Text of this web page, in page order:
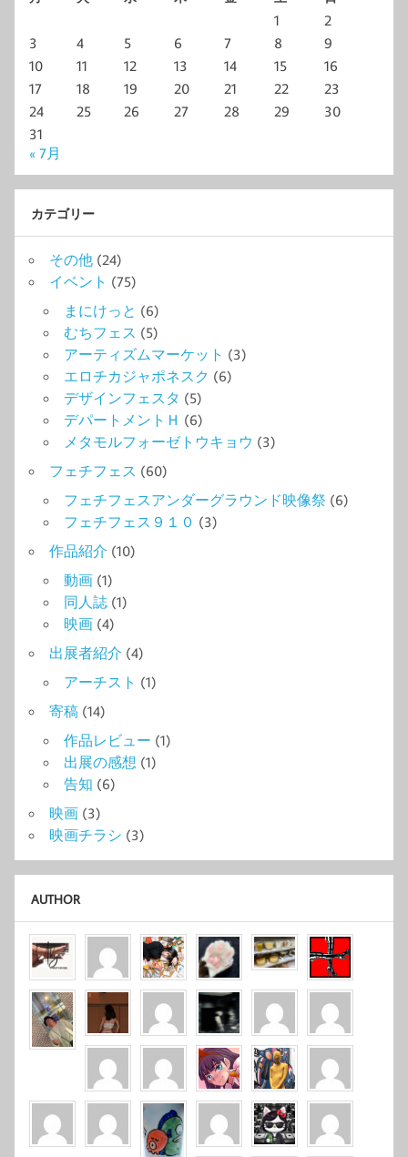
1
2
3
4 5 6 7 8
9
10
11 12 13 14 15
16
17
18 19 20 21 22
23
24
25 26 27 28 29
30
31
« 7月
カテゴリー
その他 (24)
イベント (75)
まにけっと (6)
むちフェス (5)
アーティズムマーケット (3)
エロチカジャポネスク (6)
デザインフェスタ (5)
デパートメントＨ (6)
メタモルフォーゼトウキョウ (3)
フェチフェス (60)
フェチフェスアンダーグラウンド映像祭 (6)
フェチフェス９１０ (3)
作品紹介 (10)
動画 (1)
同人誌 (1)
映画 (4)
出展者紹介 (4)
アーチスト (1)
寄稿 (14)
作品レビュー (1)
出展の感想 (1)
告知 (6)
映画 (3)
映画チラシ (3)
AUTHOR